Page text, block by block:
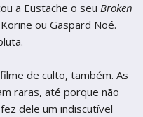
a Eustache o seu Broken
ou Gaspard Noé.
de culto, também. As
raras, até porque não
dele um indiscutível